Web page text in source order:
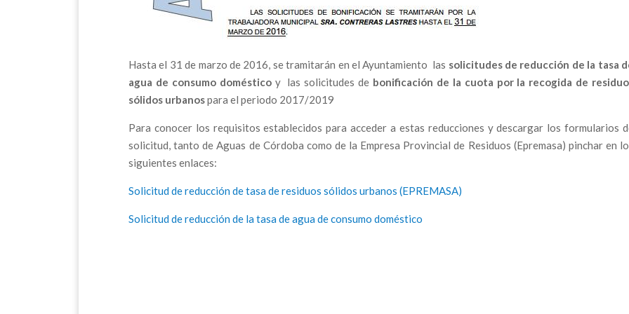
Hasta el 31 de marzo de 2016, se tramitarán en el Ayuntamiento las solicitudes de reducción de la tasa
agua de consumo domésticoy las solicitudes de bonificación de la cuota por la recogida de
sólidos urbanospara el periodo 2017/2019
Para conocer los requisitos establecidos para acceder a estas reducciones y descargar los formularios
solicitud, tanto de Aguas de Córdoba como de la Empresa Provincial de Residuos (Epremasa) pinchar en
siguientes enlaces:
Solicitud de reducción de tasa de residuos sólidos urbanos (EPREMASA)
Solicitud de reducción de la tasa de agua de consumo doméstico